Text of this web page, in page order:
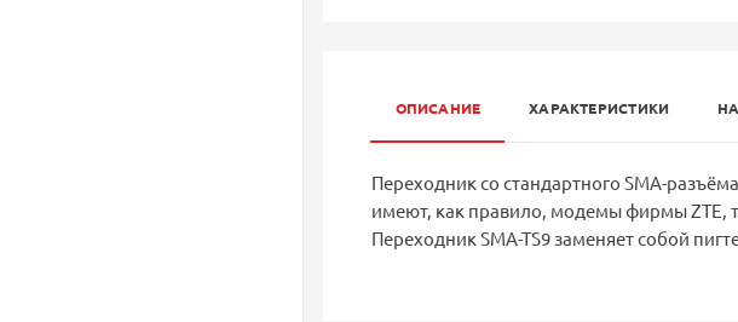
ОПИСАНИЕ ХАРАКТЕРИСТИКИ
Переходник со стандартного SMA-
имеют, как правило, модемы фирмы ZTE,
Переходник SMA-TS9 заменяет собой